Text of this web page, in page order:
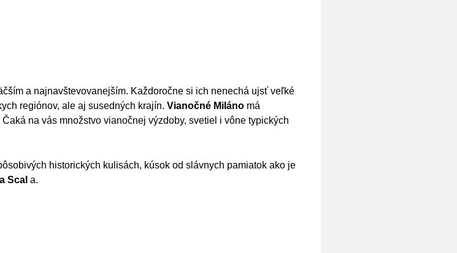
a najnavštevovanejším. Každoročne si ich nenechá ujsť veľké
regiónov, ale aj susedných krajín. Vianočné Miláno má
na vás množstvo vianočnej výzdoby, svetiel i vône typických
historických kulisách, kúsok od slávnych pamiatok ako je
Scal a.